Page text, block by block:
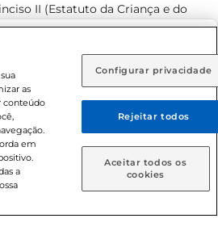
Goiás (GO)
Ou
informe como deseja receber
Retire em Loja
II (Estatuto da Criança e do
exclusivos para o
as compras on-line é de R$
Todos os direitos
Prezunic.
as
conteúdo
em
a
Configurar privacidade
Rejeitar todos
Aceitar todos os
cookies